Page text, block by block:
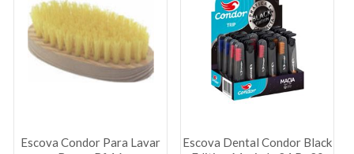
Escova Condor Para Lavar
Escova Dental Condor Black